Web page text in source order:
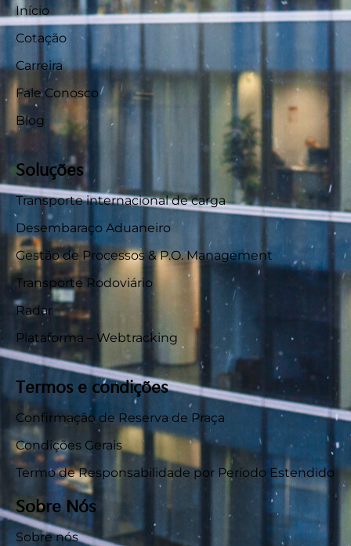
Início
Cotação
Carreira
Fale Conosco
Blog
Soluções
Transporte internacional de carga
Desembaraço Aduaneiro
Gestão de Processos & P.O. Management
Transporte Rodoviário
Radar
Plataforma – Webtracking
Termos e condições
Confirmação de Reserva de Praça
Condições Gerais
Termo de Responsabilidade por Período Estendido
Sobre Nós
Sobre nós